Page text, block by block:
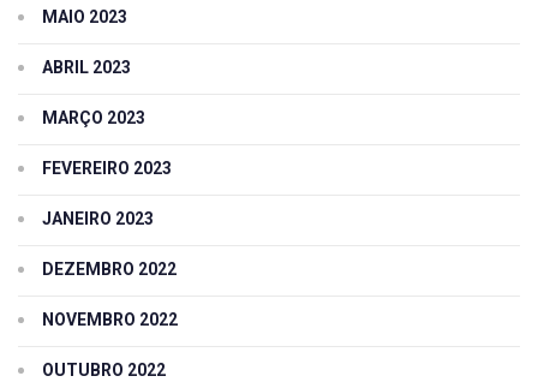
MAIO 2023
ABRIL 2023
MARÇO 2023
FEVEREIRO 2023
JANEIRO 2023
DEZEMBRO 2022
NOVEMBRO 2022
OUTUBRO 2022